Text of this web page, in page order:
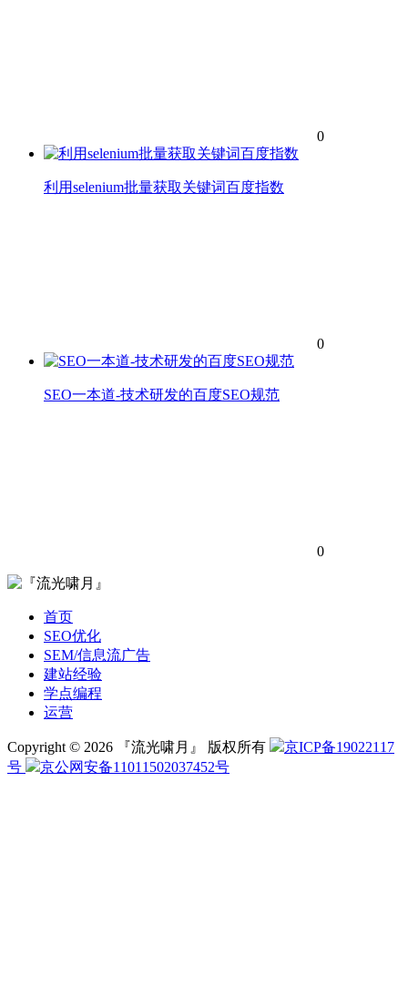
0
利用selenium批量获取关键词百度指数
0
SEO一本道-技术研发的百度SEO规范
0
首页
SEO优化
SEM/信息流广告
建站经验
学点编程
运营
Copyright © 2026 『流光啸月』 版权所有
京ICP备19022117
号
京公网安备11011502037452号